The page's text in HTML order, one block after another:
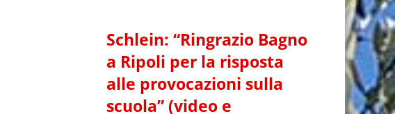
Schlein: “Ringrazio Bagno
a Ripoli per la risposta
alle provocazioni sulla
scuola” (video e